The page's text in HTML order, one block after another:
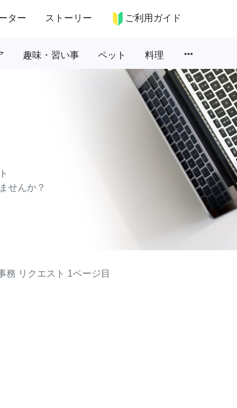
ター ストーリー ご利用ガイド
趣味・習い事 ペット 料理 more_horiz
せんか？
務 リクエスト 1ページ目